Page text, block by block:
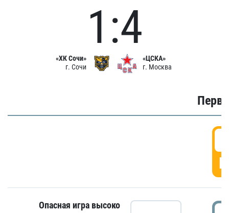
«ХК Сочи»
г. Сочи
1:4
«ЦСКА»
г. Москва
Опасная игра высоко